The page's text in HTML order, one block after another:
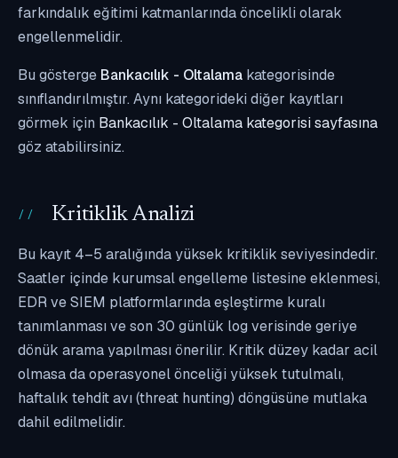
farkındalık eğitimi katmanlarında öncelikli olarak
engellenmelidir.
Bu gösterge Bankacılık - Oltalama kategorisinde
sınıflandırılmıştır. Aynı kategorideki diğer kayıtları
görmek için Bankacılık - Oltalama kategorisi sayfasına
göz atabilirsiniz.
Kritiklik Analizi
Bu kayıt 4–5 aralığında yüksek kritiklik seviyesindedir.
Saatler içinde kurumsal engelleme listesine eklenmesi,
EDR ve SIEM platformlarında eşleştirme kuralı
tanımlanması ve son 30 günlük log verisinde geriye
dönük arama yapılması önerilir. Kritik düzey kadar acil
olmasa da operasyonel önceliği yüksek tutulmalı,
haftalık tehdit avı (threat hunting) döngüsüne mutlaka
dahil edilmelidir.